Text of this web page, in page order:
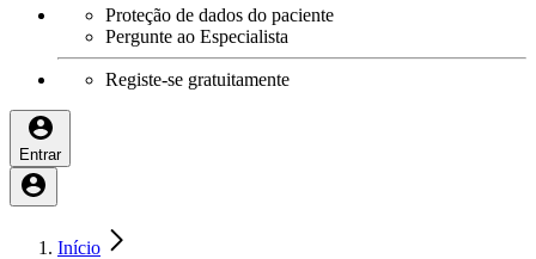
Proteção de dados do paciente
Pergunte ao Especialista
Registe-se gratuitamente
Entrar
Início